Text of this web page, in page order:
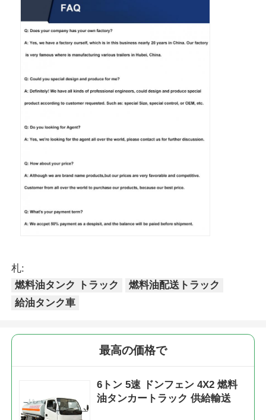
札:
燃料油タンク トラック
燃料油配送トラック
給油タンク車
最高の価格で
6トン 5速 ドンフェン 4X2 燃料
油タンカートラック 供給輸送